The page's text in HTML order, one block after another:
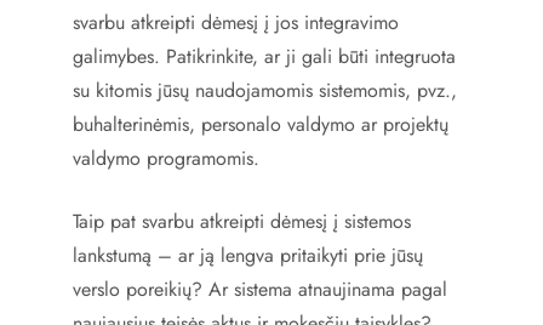
svarbu atkreipti dėmesį į jos integravimo
galimybes. Patikrinkite, ar ji gali būti integruota
su kitomis jūsų naudojamomis sistemomis, pvz.,
buhalterinėmis, personalo valdymo ar projektų
valdymo programomis.
Taip pat svarbu atkreipti dėmesį į sistemos
lankstumą – ar ją lengva pritaikyti prie jūsų
verslo poreikių? Ar sistema atnaujinama pagal